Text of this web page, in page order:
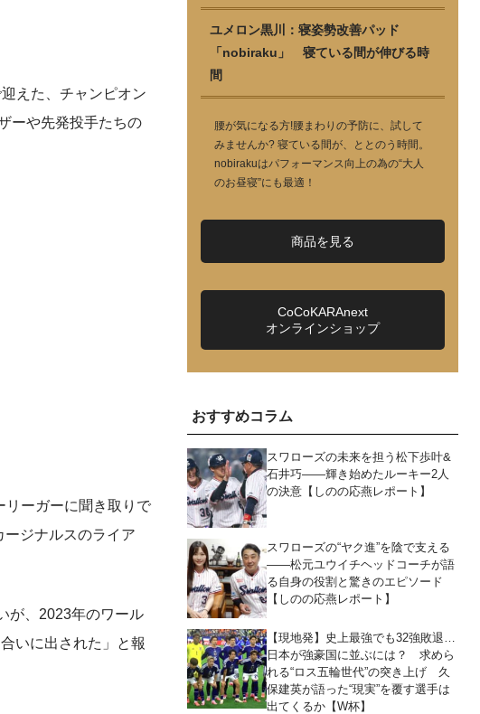
えた、チャンピオン
ーや先発投手たちの
ーガーに聞き取りで
ジナルスのライア
が、2023年のワール
いに出された」と報
ユメロン黒川：寝姿勢改善パッド
「nobiraku」 寝ている間が伸びる時
間
腰が気になる方!腰まわりの予防に、試して
みませんか? 寝ている間が、ととのう時間。
nobirakuはパフォーマンス向上の為の“大人
のお昼寝”にも最適！
商品を見る
CoCoKARAnext
オンラインショップ
おすすめコラム
スワローズの未来を担う松下歩叶&
石井巧――輝き始めたルーキー2人
の決意【しのの応燕レポート】
スワローズの“ヤク進”を陰で支える
――松元ユウイチヘッドコーチが語
る自身の役割と驚きのエピソード
【しのの応燕レポート】
【現地発】史上最強でも32強敗退…
日本が強豪国に並ぶには？ 求めら
れる“ロス五輪世代”の突き上げ 久
保建英が語った“現実”を覆す選手は
出てくるか【W杯】